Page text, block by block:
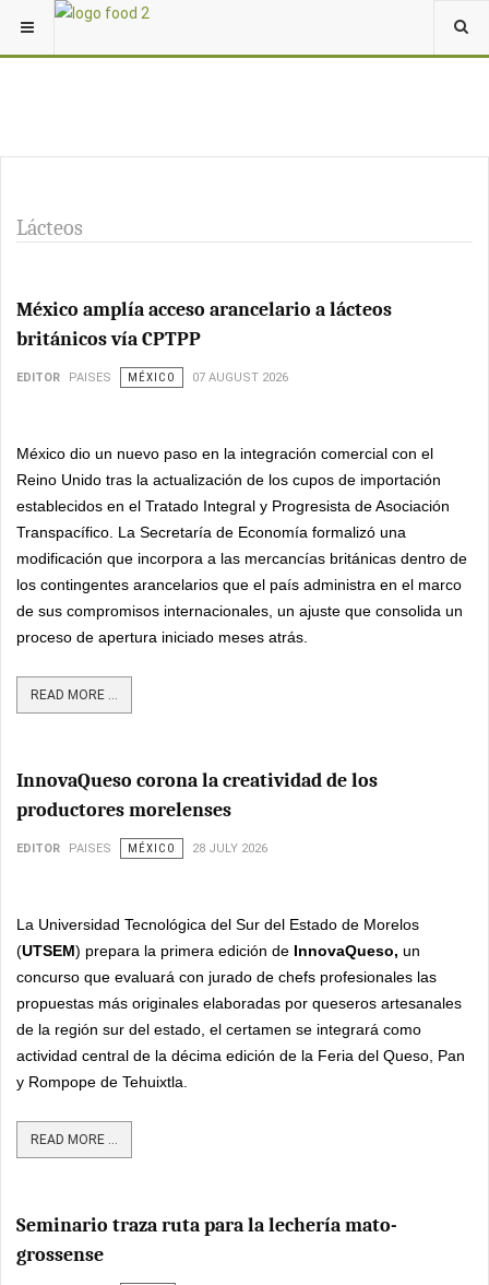
Lácteos
México amplía acceso arancelario a lácteos
británicos vía CPTPP
EDITOR PAISES MÉXICO 07 AUGUST 2026
México dio un nuevo paso en la integración comercial con el
Reino Unido tras la actualización de los cupos de importación
establecidos en el Tratado Integral y Progresista de Asociación
Transpacífico. La Secretaría de Economía formalizó una
modificación que incorpora a las mercancías británicas dentro de
los contingentes arancelarios que el país administra en el marco
de sus compromisos internacionales, un ajuste que consolida un
proceso de apertura iniciado meses atrás.
READ MORE ...
InnovaQueso corona la creatividad de los
productores morelenses
EDITOR PAISES MÉXICO 28 JULY 2026
La Universidad Tecnológica del Sur del Estado de Morelos
(UTSEM) prepara la primera edición de InnovaQueso, un
concurso que evaluará con jurado de chefs profesionales las
propuestas más originales elaboradas por queseros artesanales
de la región sur del estado, el certamen se integrará como
actividad central de la décima edición de la Feria del Queso, Pan
y Rompope de Tehuixtla.
READ MORE ...
Seminario traza ruta para la lechería mato-
grossense